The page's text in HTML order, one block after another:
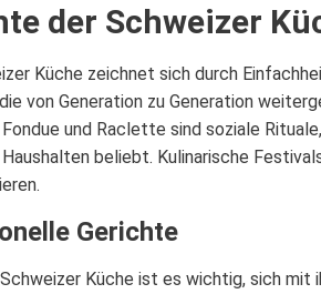
der Schweizer
Küche zeichnet sich durch
von Generation zu Generation
und Raclette sind soziale
beliebt. Kulinarische
Gerichte
Küche ist es wichtig, sich